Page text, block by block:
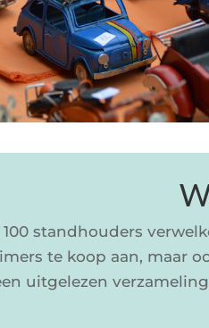
100 standhouders
te koop aan, maar
uitgelezen